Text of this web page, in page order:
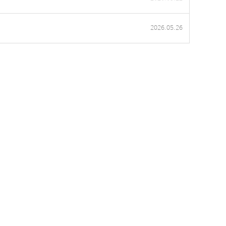
2026.05.26